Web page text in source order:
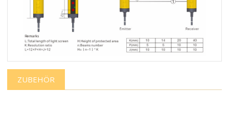
ZUBEHÖR